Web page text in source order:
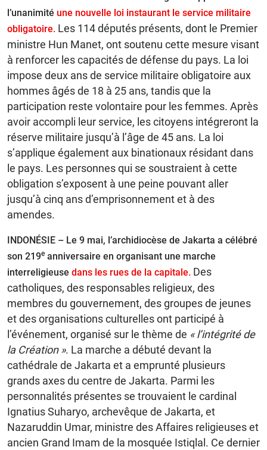
l’unanimité une nouvelle loi instaurant le service militaire
obligatoire. Les 114 députés présents, dont le Premier
ministre Hun Manet, ont soutenu cette mesure visant
à renforcer les capacités de défense du pays. La loi
impose deux ans de service militaire obligatoire aux
hommes âgés de 18 à 25 ans, tandis que la
participation reste volontaire pour les femmes. Après
avoir accompli leur service, les citoyens intégreront la
réserve militaire jusqu’à l’âge de 45 ans. La loi
s’applique également aux binationaux résidant dans
le pays. Les personnes qui se soustraient à cette
obligation s’exposent à une peine pouvant aller
jusqu’à cinq ans d’emprisonnement et à des
amendes.
INDONÉSIE – Le 9 mai, l’archidiocèse de Jakarta a célébré
son 219e anniversaire en organisant une marche
interreligieuse dans les rues de la capitale. Des
catholiques, des responsables religieux, des
membres du gouvernement, des groupes de jeunes
et des organisations culturelles ont participé à
l’événement, organisé sur le thème de « l’intégrité de
la Création ». La marche a débuté devant la
cathédrale de Jakarta et a emprunté plusieurs
grands axes du centre de Jakarta. Parmi les
personnalités présentes se trouvaient le cardinal
Ignatius Suharyo, archevêque de Jakarta, et
Nazaruddin Umar, ministre des Affaires religieuses et
ancien Grand Imam de la mosquée Istiqlal. Ce dernier